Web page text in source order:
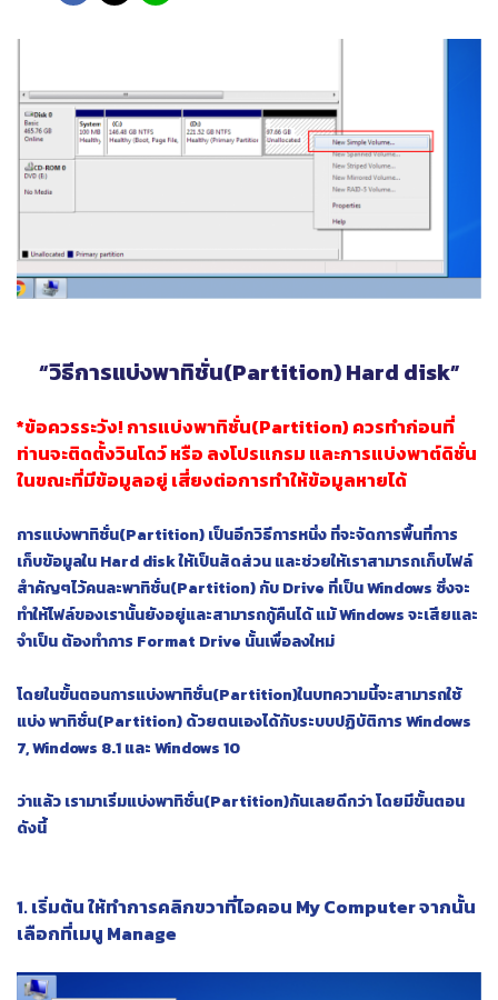
“วิธีการแบ่งพาทิชั่น(Partition) Hard disk”
*ข้อควรระวัง! การแบ่งพาทิชั่น(Partition) ควรทำก่อนที่
ท่านจะติดตั้งวินโดว์ หรือ ลงโปรแกรม และการแบ่งพาต์ดิชั่น
ในขณะที่มีข้อมูลอยู่ เสี่ยงต่อการทำให้ข้อมูลหายได้
การแบ่งพาทิชั่น(Partition) เป็นอีกวิธีการหนึ่ง ที่จะจัดการพื้นที่การ
เก็บข้อมูลใน Hard disk ให้เป็นสัดส่วน และช่วยให้เราสามารถเก็บไฟล์
สำคัญๆไว้คนละพาทิชั่น(Partition) กับ Drive ที่เป็น Windows ซึ่งจะ
ทำให้ไฟล์ของเรานั้นยังอยู่และสามารถกู้คืนได้ แม้ Windows จะเสียและ
จำเป็น ต้องทำการ Format Drive นั้นเพื่อลงใหม่
โดยในขั้นตอนการแบ่งพาทิชั่น(Partition)ในบทความนี้จะสามารถใช้
แบ่ง พาทิชั่น(Partition) ด้วยตนเองได้กับระบบปฏิบัติการ Windows
7, Windows 8.1 และ Windows 10
ว่าแล้ว เรามาเริ่มแบ่งพาทิชั่น(Partition)กันเลยดีกว่า โดยมีขั้นตอน
ดังนี้
1. เริ่มต้น ให้ทำการคลิกขวาที่ไอคอน My Computer จากนั้น
เลือกที่เมนู Manage